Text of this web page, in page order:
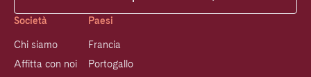
Società
Chi siamo
Affitta con noi
Paesi
Francia
Portogallo